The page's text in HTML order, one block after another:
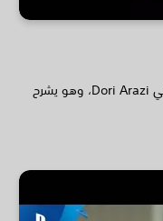
اجلس خلف الكاميرا مع مخرج التصوير السينمائي Dori Arazi، وهو يشرح